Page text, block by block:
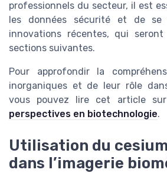
professionnels du secteur, il est
les données sécurité et de
innovations récentes, qui
sections suivantes.
Pour approfondir la
inorganiques et de leur rôle
vous pouvez lire cet article sur
perspectives en biotechnologie.
Utilisation du
dans l’imagerie